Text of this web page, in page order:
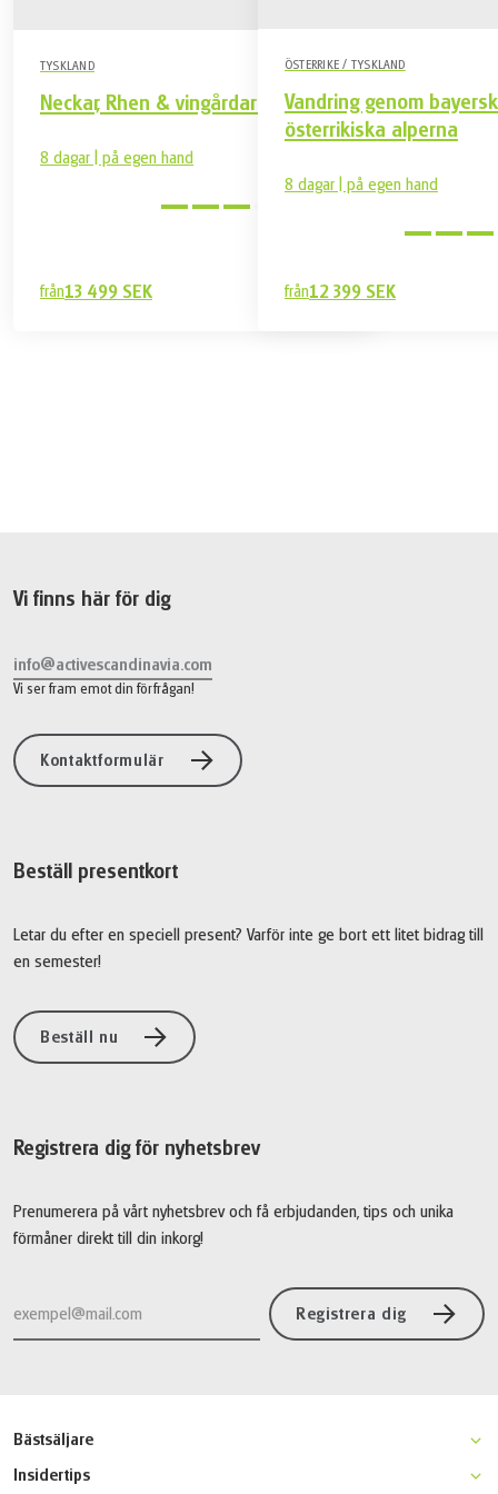
Övrigt ej nämnt under vad som är inkluderat
TYSKLAND
Neckar, Rhen & vingårdar på cykel
8 dagar | på egen hand
från13 499 SEK
ÖSTERRIKE / TYSKLAND
Vandring genom
österrikiska alperna
8 dagar | på egen hand
från12 399 SEK
Vi finns här för dig
info@activescandinavia.com
Vi ser fram emot din förfrågan!
Kontaktformulär
Beställ presentkort
Letar du efter en speciell present? Varför inte ge bort ett litet bidrag till
en semester!
Beställ nu
Registrera dig för nyhetsbrev
Prenumerera på vårt nyhetsbrev och få erbjudanden, tips och unika
förmåner direkt till din inkorg!
Registrera dig
Bästsäljare
Moseldalen klassisk cykelresa
Insidertips